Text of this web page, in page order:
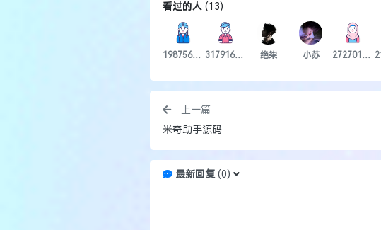
看过的人 (13)
1987566329 3179162688 绝柒 小苏 2727018251
上一篇
米奇助手源码
最新回复(0)